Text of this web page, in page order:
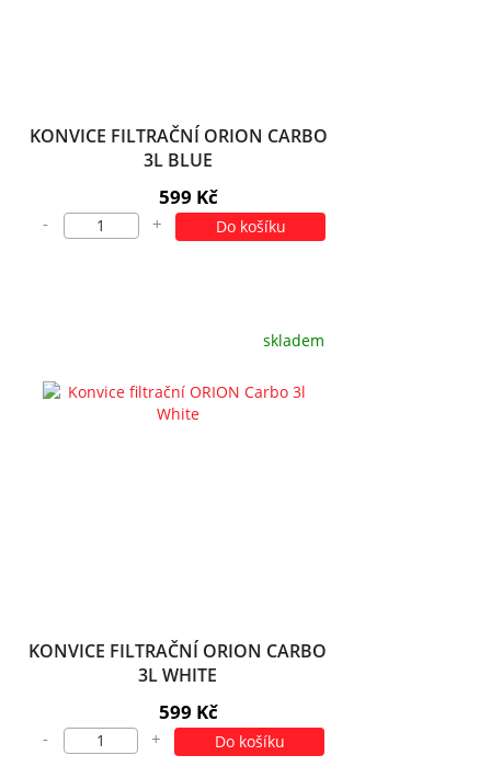
KONVICE FILTRAČNÍ ORION CARBO
3L BLUE
599 Kč
- + Do košíku
skladem
KONVICE FILTRAČNÍ ORION CARBO
3L WHITE
599 Kč
- + Do košíku